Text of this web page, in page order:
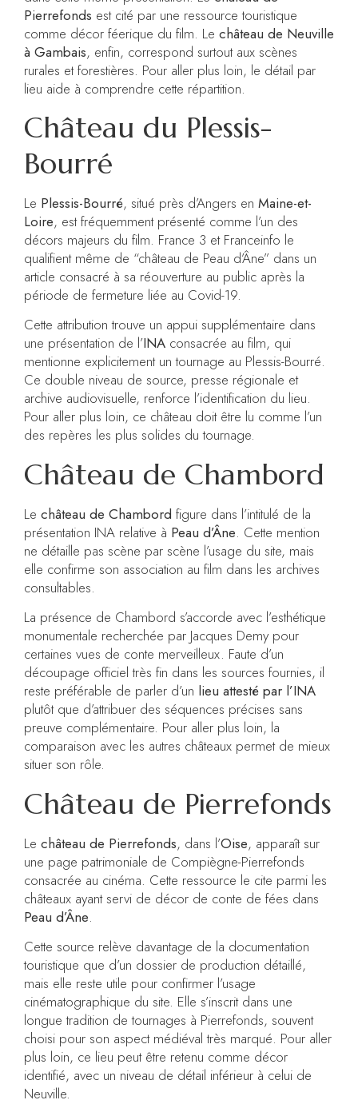
Pierrefonds est cité par une ressource touristique
comme décor féerique du film. Le château de Neuville
à Gambais, enfin, correspond surtout aux scènes
rurales et forestières. Pour aller plus loin, le détail par
lieu aide à comprendre cette répartition.
Château du Plessis-
Bourré
Le Plessis-Bourré, situé près d’Angers en Maine-et-
Loire, est fréquemment présenté comme l’un des
décors majeurs du film. France 3 et Franceinfo le
qualifient même de “château de Peau d’Âne” dans un
article consacré à sa réouverture au public après la
période de fermeture liée au Covid-19.
Cette attribution trouve un appui supplémentaire dans
une présentation de l’INA consacrée au film, qui
mentionne explicitement un tournage au Plessis-Bourré.
Ce double niveau de source, presse régionale et
archive audiovisuelle, renforce l’identification du lieu.
Pour aller plus loin, ce château doit être lu comme l’un
des repères les plus solides du tournage.
Château de Chambord
Le château de Chambord figure dans l’intitulé de la
présentation INA relative à Peau d’Âne. Cette mention
ne détaille pas scène par scène l’usage du site, mais
elle confirme son association au film dans les archives
consultables.
La présence de Chambord s’accorde avec l’esthétique
monumentale recherchée par Jacques Demy pour
certaines vues de conte merveilleux. Faute d’un
découpage officiel très fin dans les sources fournies, il
reste préférable de parler d’un lieu attesté par l’INA
plutôt que d’attribuer des séquences précises sans
preuve complémentaire. Pour aller plus loin, la
comparaison avec les autres châteaux permet de mieux
situer son rôle.
Château de Pierrefonds
Le château de Pierrefonds, dans l’Oise, apparaît sur
une page patrimoniale de Compiègne-Pierrefonds
consacrée au cinéma. Cette ressource le cite parmi les
châteaux ayant servi de décor de conte de fées dans
Peau d’Âne.
Cette source relève davantage de la documentation
touristique que d’un dossier de production détaillé,
mais elle reste utile pour confirmer l’usage
cinématographique du site. Elle s’inscrit dans une
longue tradition de tournages à Pierrefonds, souvent
choisi pour son aspect médiéval très marqué. Pour aller
plus loin, ce lieu peut être retenu comme décor
identifié, avec un niveau de détail inférieur à celui de
Neuville.